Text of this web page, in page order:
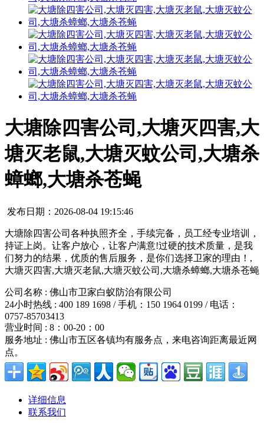
大塘除四害公司,大塘灭四害,大
塘灭老鼠,大塘灭蚊公司,大塘杀
蟑螂,大塘杀苍蝇
发布日期：2026-08-04 19:15:46
大塘除四害公司各种执照齐全，手续完备，员工经专业培训，
持证上岗。让客户放心，让客户满意!过硬的技术质量，是我
们努力的结果，优质的售后服务，是你们选择卫家的理由！,
大塘灭四害,大塘灭老鼠,大塘灭蚊公司,大塘杀蟑螂,大塘杀苍蝇
公司名称 : 佛山市卫家白蚁防治有限公司
24小时热线 : 400 189 1698 / 手机：150 1964 0199 / 电话：
0757-85703413
营业时间 : 8：00-20：00
服务地址 : 佛山市五区各镇均有服务点，来电咨询距离最近网
点。
详细信息
联系我们